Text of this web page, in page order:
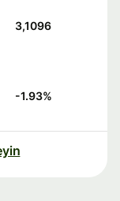
3,1096
-1.93%